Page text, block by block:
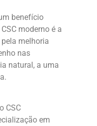
benefício
moderno é a
melhoria
nas
natural, a uma
CSC
em